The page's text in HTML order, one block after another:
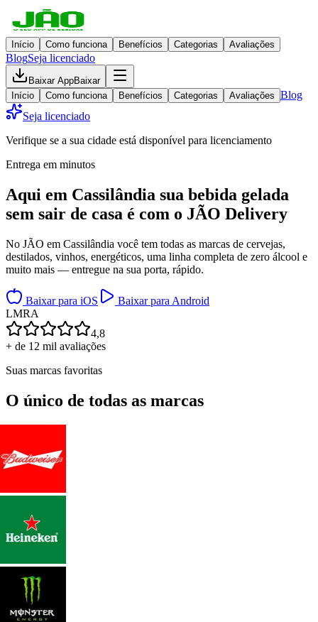
Início Como funciona Benefícios Categorias Avaliações
BlogSeja licenciado
Baixar AppBaixar
Início
Como funciona Benefícios Categorias Avaliações Blog
Seja licenciado
Verifique se a sua cidade está disponível para licenciamento
Entrega em minutos
Aqui em Cassilândia sua bebida gelada
sem sair de casa é com o JÃO Delivery
No JÃO em Cassilândia você tem todas as marcas de cervejas,
destilados, vinhos, energéticos, uma linha completa de zero álcool e
muito mais — entregue na sua porta, rápido.
Baixar para iOS
Baixar para Android
LMRA
4,8
+ de 12 mil avaliações
Suas marcas favoritas
O único de todas as marcas